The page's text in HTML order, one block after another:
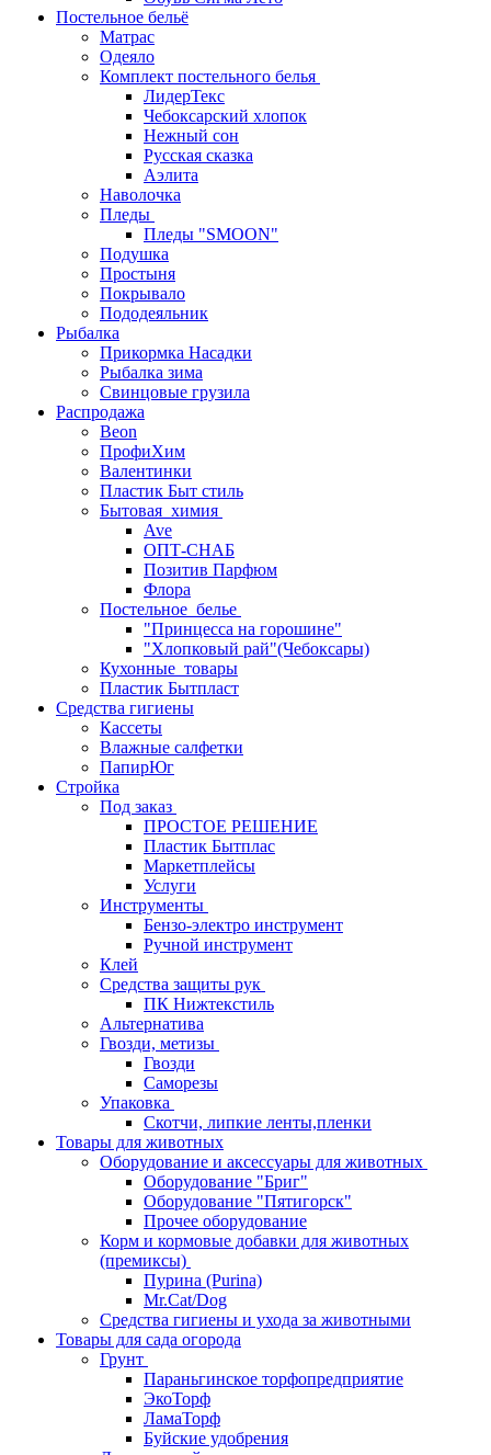
Постельное бельё
Матрас
Одеяло
Комплект постельного белья
ЛидерТекс
Чебоксарский хлопок
Нежный сон
Русская сказка
Аэлита
Наволочка
Пледы
Пледы "SMOON"
Подушка
Простыня
Покрывало
Пододеяльник
Рыбалка
Прикормка Насадки
Рыбалка зима
Свинцовые грузила
Распродажа
Beon
ПрофиХим
Валентинки
Пластик Быт стиль
Бытовая_химия
Ave
ОПТ-СНАБ
Позитив Парфюм
Флора
Постельное_белье
"Принцесса на горошине"
"Хлопковый рай"(Чебоксары)
Кухонные_товары
Пластик Бытпласт
Средства гигиены
Кассеты
Влажные салфетки
ПапирЮг
Стройка
Под заказ
ПРОСТОЕ РЕШЕНИЕ
Пластик Бытплас
Маркетплейсы
Услуги
Инструменты
Бензо-электро инструмент
Ручной инструмент
Клей
Средства защиты рук
ПК Нижтекстиль
Альтернатива
Гвозди, метизы
Гвозди
Саморезы
Упаковка
Скотчи, липкие ленты,пленки
Товары для животных
Оборудование и аксессуары для животных
Оборудование "Бриг"
Оборудование "Пятигорск"
Прочее оборудование
Корм и кормовые добавки для животных
(премиксы)
Пурина (Purina)
Mr.Cat/Dog
Средства гигиены и ухода за животными
Товары для сада огорода
Грунт
Параньгинское торфопредприятие
ЭкоТорф
ЛамаТорф
Буйские удобрения